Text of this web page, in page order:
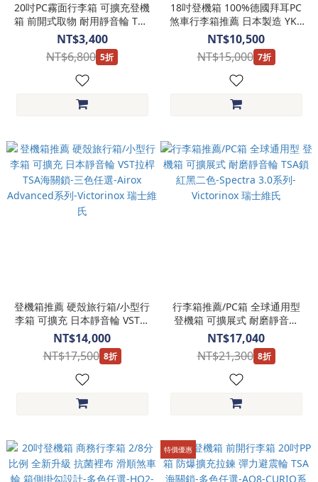
20吋PC霧面行李箱 可擴充登機
箱 前開式取物 耐用靜音輪 TSA
海關鎖-0111-08620-Crocodile
鱷魚皮件
NT$3,400
NT$6,800 5折
18吋登機箱 100%德國拜耳PC
煞車行李箱推薦 日本製造 YKK
防爆拉鍊 極致靜音飛機輪
Solid Knight系列- ALI07518
[日本A.L.I]
NT$10,500
NT$15,000 7折
登機箱推薦 硬殼旅行箱/小型行
李箱 可擴充 日本靜音輪 VST拉
桿 TSA海關鎖-三色任選-Airox
Advanced系列-Victorinox 瑞
士維氏
NT$14,000
NT$17,500 8折
行李箱推薦/PC箱 全球通用型
登機箱 可擴展式 耐磨靜音輪
TSA鎖 紅黑二色-Spectra 3.0系
列-Victorinox 瑞士維氏
NT$17,040
NT$21,300 8折
特價優惠